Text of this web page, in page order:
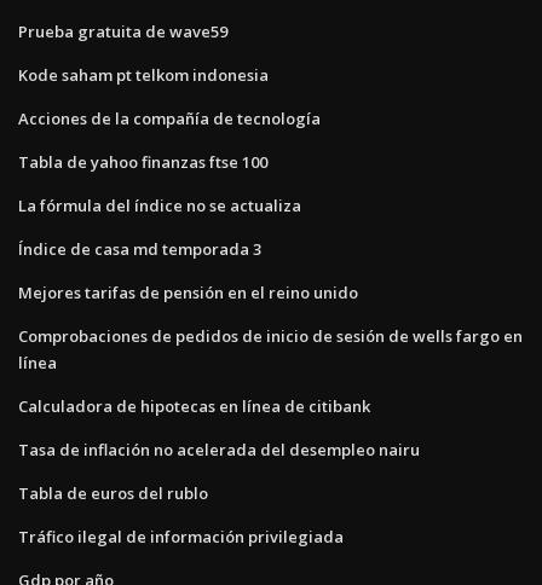
Prueba gratuita de wave59
Kode saham pt telkom indonesia
Acciones de la compañía de tecnología
Tabla de yahoo finanzas ftse 100
La fórmula del índice no se actualiza
Índice de casa md temporada 3
Mejores tarifas de pensión en el reino unido
Comprobaciones de pedidos de inicio de sesión de wells fargo en
línea
Calculadora de hipotecas en línea de citibank
Tasa de inflación no acelerada del desempleo nairu
Tabla de euros del rublo
Tráfico ilegal de información privilegiada
Gdp por año